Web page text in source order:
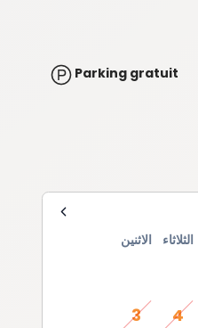
Parking gratuit
الاثنين الثلاثاء
3
4